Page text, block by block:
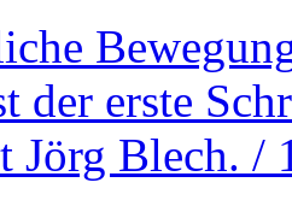
der erste
Jörg Blech. /